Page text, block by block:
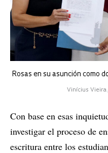
Rosas en su asunción como
Vinícius Vieira
Con base en esas
investigar el proceso de
escritura entre los